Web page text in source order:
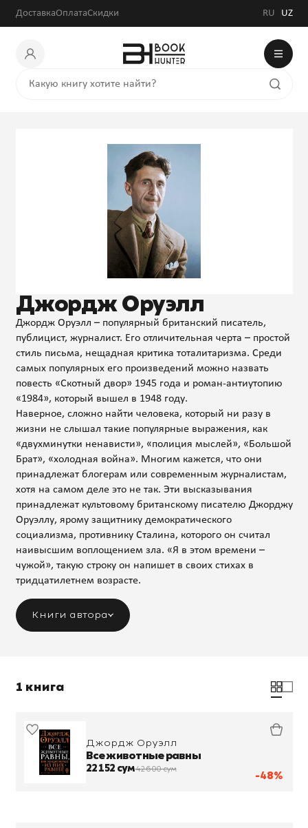
ДоставкаОплатаСкидки RU UZ
Джордж Оруэлл
Джордж Оруэлл – популярный британский писатель,
публицист, журналист. Его отличительная черта – простой
стиль письма, нещадная критика тоталитаризма. Среди
самых популярных его произведений можно назвать
повесть «Скотный двор» 1945 года и роман-антиутопию
«1984», который вышел в 1948 году.
Наверное, сложно найти человека, который ни разу в
жизни не слышал такие популярные выражения, как
«двухминутки ненависти», «полиция мыслей», «Большой
Брат», «холодная война». Многим кажется, что они
принадлежат блогерам или современным журналистам,
хотя на самом деле это не так. Эти высказывания
принадлежат культовому британскому писателю Джорджу
Оруэллу, ярому защитнику демократического
социализма, противнику Сталина, которого он считал
наивысшим воплощением зла. «Я в этом времени –
чужой», такую строку он напишет в своих стихах в
тридцатилетнем возрасте.
Книги автора
1 книга
-48%
Джордж Оруэлл
Все животные равны
22 152 сум42 600 сум